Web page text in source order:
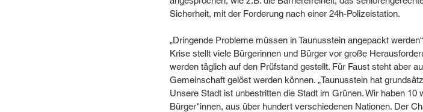
Sicherheit, mit der Forderung nach einer 24h-Polizeistation.
„Dringende Probleme müssen in Taunusstein angepackt
Krise stellt viele Bürgerinnen und Bürger vor große
werden täglich auf den Prüfstand gestellt. Für Faust steht aber
Gemeinschaft gelöst werden können. „Taunusstein hat
Unsere Stadt ist unbestritten die Stadt im Grünen. Wir haben 10
Bürger*innen, aus über hundert verschiedenen Nationen. Der